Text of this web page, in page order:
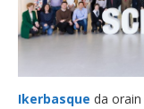
Ikerbasque da